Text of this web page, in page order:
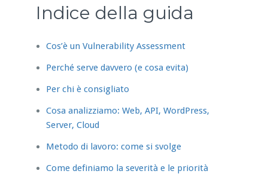
Indice della guida
Cos’è un Vulnerability Assessment
Perché serve davvero (e cosa evita)
Per chi è consigliato
Cosa analizziamo: Web, API, WordPress,
Server, Cloud
Metodo di lavoro: come si svolge
Come definiamo la severità e le priorità